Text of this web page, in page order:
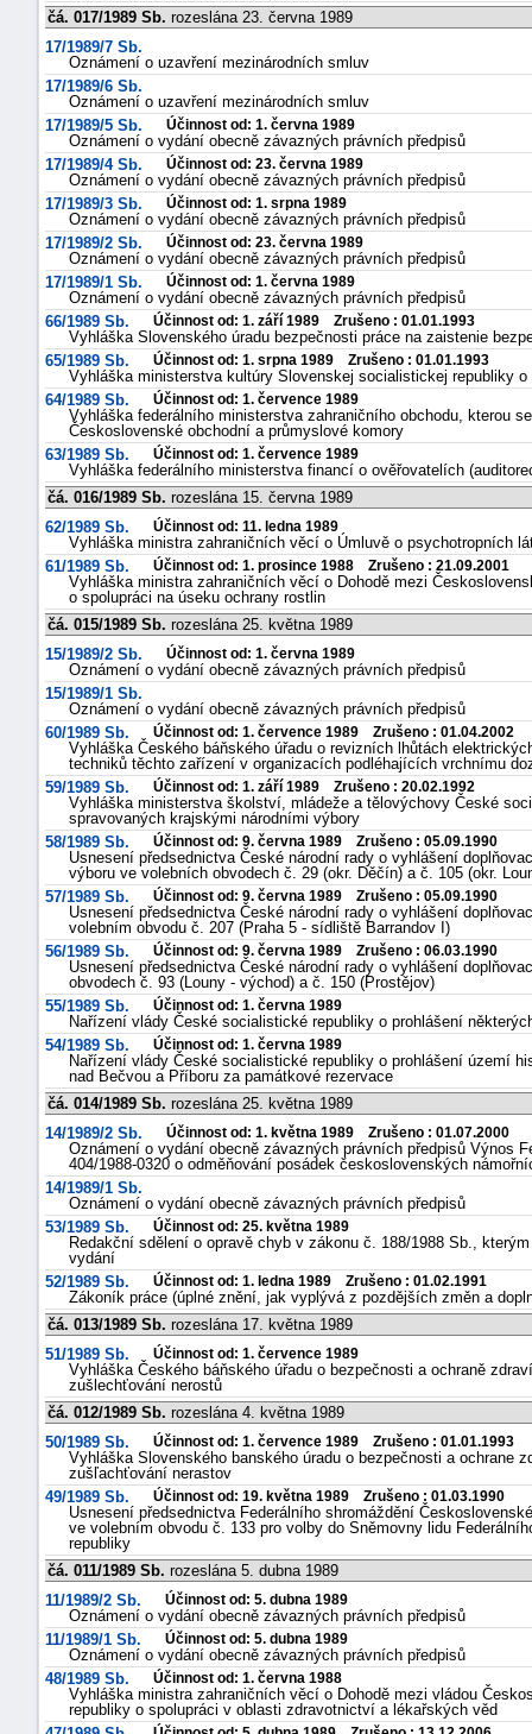
čá. 017/1989 Sb. rozeslána 23. června 1989
17/1989/7 Sb.
Oznámení o uzavření mezinárodních smluv
17/1989/6 Sb.
Oznámení o uzavření mezinárodních smluv
17/1989/5 Sb.
Účinnost od: 1. června 1989
Oznámení o vydání obecně závazných právních předpisů
17/1989/4 Sb.
Účinnost od: 23. června 1989
Oznámení o vydání obecně závazných právních předpisů
17/1989/3 Sb.
Účinnost od: 1. srpna 1989
Oznámení o vydání obecně závazných právních předpisů
17/1989/2 Sb.
Účinnost od: 23. června 1989
Oznámení o vydání obecně závazných právních předpisů
17/1989/1 Sb.
Účinnost od: 1. června 1989
Oznámení o vydání obecně závazných právních předpisů
66/1989 Sb.
Účinnost od: 1. září 1989 Zrušeno : 01.01.1993
Vyhláška Slovenského úradu bezpečnosti práce na zaistenie
65/1989 Sb.
Účinnost od: 1. srpna 1989 Zrušeno : 01.01.1993
Vyhláška ministerstva kultúry Slovenskej socialistickej republiky
64/1989 Sb.
Účinnost od: 1. července 1989
Vyhláška federálního ministerstva zahraničního obchodu, kterou
Československé obchodní a průmyslové komory
63/1989 Sb.
Účinnost od: 1. července 1989
Vyhláška federálního ministerstva financí o ověřovatelích
čá. 016/1989 Sb. rozeslána 15. června 1989
62/1989 Sb.
Účinnost od: 11. ledna 1989
Vyhláška ministra zahraničních věcí o Úmluvě o psychotropních
61/1989 Sb.
Účinnost od: 1. prosince 1988 Zrušeno : 21.09.2001
Vyhláška ministra zahraničních věcí o Dohodě mezi
o spolupráci na úseku ochrany rostlin
čá. 015/1989 Sb. rozeslána 25. května 1989
15/1989/2 Sb.
Účinnost od: 1. června 1989
Oznámení o vydání obecně závazných právních předpisů
15/1989/1 Sb.
Oznámení o vydání obecně závazných právních předpisů
60/1989 Sb.
Účinnost od: 1. července 1989 Zrušeno : 01.04.2002
Vyhláška Českého báňského úřadu o revizních lhůtách
techniků těchto zařízení v organizacích podléhajících vrchnímu
59/1989 Sb.
Účinnost od: 1. září 1989 Zrušeno : 20.02.1992
Vyhláška ministerstva školství, mládeže a tělovýchovy České
spravovaných krajskými národními výbory
58/1989 Sb.
Účinnost od: 9. června 1989 Zrušeno : 05.09.1990
Usnesení předsednictva České národní rady o vyhlášení
výboru ve volebních obvodech č. 29 (okr. Děčín) a č. 105 (okr.
57/1989 Sb.
Účinnost od: 9. června 1989 Zrušeno : 05.09.1990
Usnesení předsednictva České národní rady o vyhlášení
volebním obvodu č. 207 (Praha 5 - sídliště Barrandov I)
56/1989 Sb.
Účinnost od: 9. června 1989 Zrušeno : 06.03.1990
Usnesení předsednictva České národní rady o vyhlášení
obvodech č. 93 (Louny - východ) a č. 150 (Prostějov)
55/1989 Sb.
Účinnost od: 1. června 1989
Nařízení vlády České socialistické republiky o prohlášení
54/1989 Sb.
Účinnost od: 1. června 1989
Nařízení vlády České socialistické republiky o prohlášení území
nad Bečvou a Příboru za památkové rezervace
čá. 014/1989 Sb. rozeslána 25. května 1989
14/1989/2 Sb.
Účinnost od: 1. května 1989 Zrušeno : 01.07.2000
Oznámení o vydání obecně závazných právních předpisů Výnos
404/1988-0320 o odměňování posádek československých
14/1989/1 Sb.
Oznámení o vydání obecně závazných právních předpisů
53/1989 Sb.
Účinnost od: 25. května 1989
Redakční sdělení o opravě chyb v zákonu č. 188/1988 Sb.,
vydání
52/1989 Sb.
Účinnost od: 1. ledna 1989 Zrušeno : 01.02.1991
Zákoník práce (úplné znění, jak vyplývá z pozdějších změn a
čá. 013/1989 Sb. rozeslána 17. května 1989
51/1989 Sb.
Účinnost od: 1. července 1989
Vyhláška Českého báňského úřadu o bezpečnosti a ochraně
zušlechťování nerostů
čá. 012/1989 Sb. rozeslána 4. května 1989
50/1989 Sb.
Účinnost od: 1. července 1989 Zrušeno : 01.01.1993
Vyhláška Slovenského banského úradu o bezpečnosti a ochrane
zušľachťování nerastov
49/1989 Sb.
Účinnost od: 19. května 1989 Zrušeno : 01.03.1990
Usnesení předsednictva Federálního shromáždění
ve volebním obvodu č. 133 pro volby do Sněmovny lidu
republiky
čá. 011/1989 Sb. rozeslána 5. dubna 1989
11/1989/2 Sb.
Účinnost od: 5. dubna 1989
Oznámení o vydání obecně závazných právních předpisů
11/1989/1 Sb.
Účinnost od: 5. dubna 1989
Oznámení o vydání obecně závazných právních předpisů
48/1989 Sb.
Účinnost od: 1. června 1988
Vyhláška ministra zahraničních věcí o Dohodě mezi vládou
republiky o spolupráci v oblasti zdravotnictví a lékařských věd